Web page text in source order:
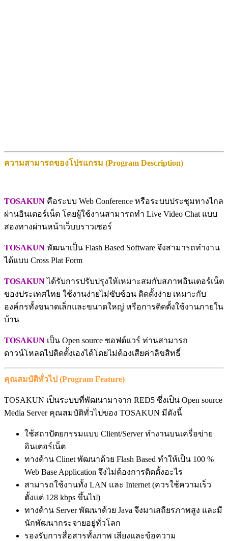
ความสามารถของโปรแกรม (Program Description)
TOSAKUN คือระบบ Web Conference หรือระบบประชุมทางไกล
ผ่านอินเตอร์เน็ต โดยผู้ใช้งานสามารถทำ Live Video Chat แบบ
สองทางผ่านหน้าเว็บบราวเซอร์
TOSAKUN พัฒนาเป็น Flash Based Software จึงสามารถทำงาน
ได้แบบ Cross Plat Form
TOSAKUN ได้รับการปรับปรุงให้เหมาะสมกับสภาพอินเตอร์เน็ต
ของประเทศไทย ใช้งานง่ายไม่ซับซ้อน ติดตั้งง่าย เหมาะกับ
องค์กรทั้งขนาดเล็กและขนาดใหญ่ หรือการติดตั้งใช้งานภายใน
บ้าน
TOSAKUN เป็น Open source ซอฟต์แวร์ ท่านสามารถ
ดาวน์โหลดไปติดตั้งเองได้โดยไม่ต้องเสียค่าลิขสิทธิ์
คุณสมบัติทั่วไป (Program Feature)
TOSAKUN เป็นระบบที่พัฒนามาจาก RED5 ซึ่งเป็น Open source
Media Server คุณสมบัติทั่วไปของ TOSAKUN มีดังนี้
ใช้สถาปัตยกรรมแบบ Client/Server ทำงานบนเครื่อข่าย
อินเตอร์เน็ต
ทางด้าน Clinet พัฒนาด้วย Flash Based ทำให้เป็น 100 %
Web Base Application จึงไม่ต้องการติดตั้งอะไร
สามารถใช้งานทั้ง LAN และ Internet (ควรใช้ความเร็ว
ตั้งแต่ 128 kbps ขึ้นไป)
ทางด้าน Server พัฒนาด้วย Java จึงมาเสถียรภาพสูง และมี
นักพัฒนากระจายอยู่ทั่วโลก
รองรับการสื่อสารทั้งภาพ เสียงและข้อความ